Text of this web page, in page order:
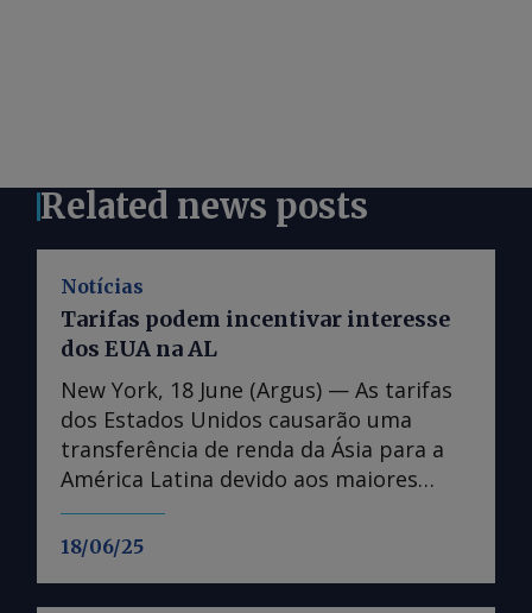
Related news posts
Notícias
18/06/25
Tarifas podem incentivar interesse
dos EUA na AL
New York, 18 June (Argus) — As tarifas
dos Estados Unidos causarão uma
transferência de renda da Ásia para a
América Latina devido aos maiores
níveis de tarifas impostas aos países
asiáticos, de acordo com o ex-